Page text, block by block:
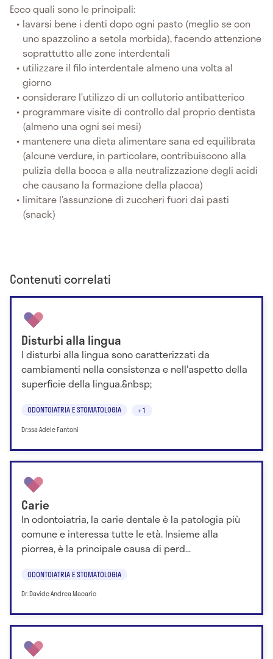
Ecco quali sono le principali:
lavarsi bene i denti dopo ogni pasto (meglio se con
uno spazzolino a setola morbida), facendo attenzione
soprattutto alle zone interdentali
utilizzare il filo interdentale almeno una volta al
giorno
considerare l’utilizzo di un collutorio antibatterico
programmare visite di controllo dal proprio dentista
(almeno una ogni sei mesi)
mantenere una dieta alimentare sana ed equilibrata
(alcune verdure, in particolare, contribuiscono alla
pulizia della bocca e alla neutralizzazione degli acidi
che causano la formazione della placca)
limitare l’assunzione di zuccheri fuori dai pasti
(snack)
Contenuti correlati
Disturbi alla lingua
I disturbi alla lingua sono caratterizzati da
cambiamenti nella consistenza e nell'aspetto della
superficie della lingua.&nbsp;
ODONTOIATRIA E STOMATOLOGIA +1
Dr.ssa Adele Fantoni
Carie
In odontoiatria, la carie dentale è la patologia più
comune e interessa tutte le età. Insieme alla
piorrea, è la principale causa di perd...
ODONTOIATRIA E STOMATOLOGIA
Dr. Davide Andrea Macario